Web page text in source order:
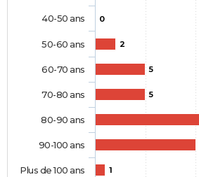
0
2
5
5
1
40-50 ans
50-60 ans
60-70 ans
70-80 ans
80-90 ans
90-100 ans
Plus de 100 ans